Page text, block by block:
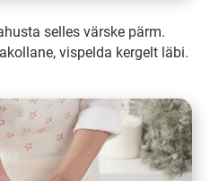
selles värske pärm.
vispelda kergelt läbi.